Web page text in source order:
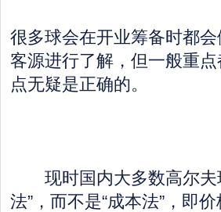
很多球会在开业筹备时都
客源进行了解，但一般重
点无疑是正确的。
现时国内大多数高尔夫
法”，而不是“成本法”，即